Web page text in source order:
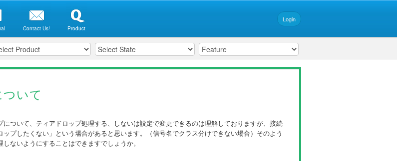
Contact Us! Product
Login
いて
ついて、ティアドロップ処理する、しないは設定で変更できるのは理解しておりますが、接続
プしたくない」という場合があると思います。（信号名でクラス分けできない場合）そのよう
ないようにすることはできますでしょうか。